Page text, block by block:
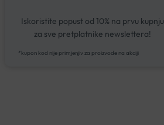
Iskoristite popust od 10% na prvu kupnju
za sve pretplatnike newslettera!
*kupon kod nije primjenjiv za proizvode na akciji